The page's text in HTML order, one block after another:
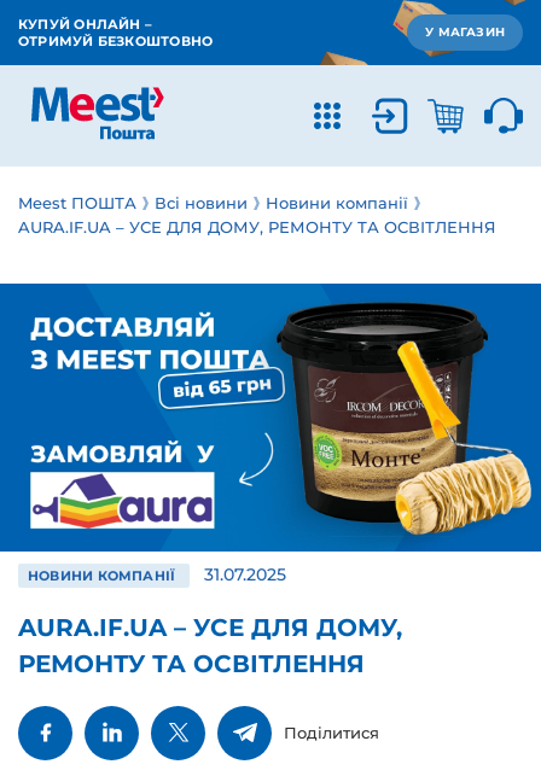
КУПУЙ ОНЛАЙН –
ОТРИМУЙ БЕЗКОШТОВНО
У МАГАЗИН
Meest ПОШТА Всі новини
Новини компанії
AURA.IF.UA – УСЕ ДЛЯ ДОМУ, РЕМОНТУ ТА ОСВІТЛЕННЯ
НОВИНИ КОМПАНІЇ 31.07.2025
AURA.IF.UA – УСЕ ДЛЯ ДОМУ,
РЕМОНТУ ТА ОСВІТЛЕННЯ
Поділитися